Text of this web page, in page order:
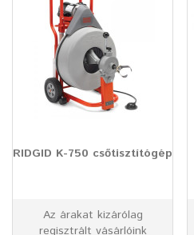
RIDGID K-750 csőtisztítógép
Az árakat kizárólag
regisztrált vásárlóink